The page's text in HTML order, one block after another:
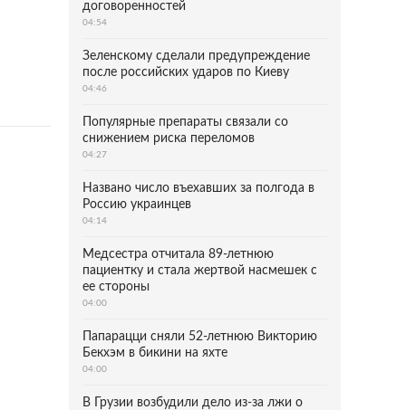
договоренностей
04:54
Зеленскому сделали предупреждение
после российских ударов по Киеву
04:46
Популярные препараты связали со
снижением риска переломов
04:27
Названо число въехавших за полгода в
Россию украинцев
04:14
Медсестра отчитала 89-летнюю
пациентку и стала жертвой насмешек с
ее стороны
04:00
Папарацци сняли 52-летнюю Викторию
Бекхэм в бикини на яхте
04:00
В Грузии возбудили дело из-за лжи о